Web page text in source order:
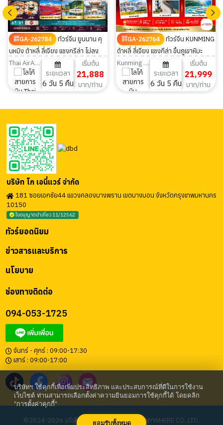
GA-262784
ทัวร์จีน ยูนนาน คุ
นหมิง ต้าหลี่ ลี่เจียง แชงกรีล่า ไม่ลง
ร้าน 6วัน 5คืน
Thai AirAsia
ระยะเวลา
6 วัน 5 คืน
เริ่มต้น
21,888
บาท/ท่าน
GA-262764
ทัวร์จีน KUNMING
ต้าหลี่ ลี่เจียง แชงกีล่า ขึ้นภูเขาหิมะ
มังกรหยก 6วัน 5คืน
Kunming Airlines
ระยะเวลา
6 วัน 5 คืน
เริ่มต้น
21,999
บาท/ท่าน
บริษัท โก เอนี่แวร์ จำกัด
181 ซอยเอกชัย44 แขวงคลองบางพราน เขตบางบอน จังหวัดกรุงเทพมหานคร
10150
ใบอนุญาตนำเที่ยว 11/12562
ช่องทางติดต่อ
094-053-1725
จันทร์ - ศุกร์ : 09:00-17:30
เสาร์ : 09:00-17:00
นโยบาย
ข่าวสารและบริการ
ทัวร์ยอดนิยม
©2024-2026 บริษัท โก เอนี่แวร์ จำกัด | GO ANYWHERE CO.,LTD.
บริษัทฯ ใช้คุกกี้เพื่อเพิ่มประสิทธิภาพ และประสบการณ์ที่ดีในการใช้งาน
เว็บไซต์ ท่านสามารถเลือกตั้งค่าความยินยอมการใช้คุกกี้ได้ โดยคลิก
"การตั้งค่าคุกกี้"
ยอมรับทั้งหมด